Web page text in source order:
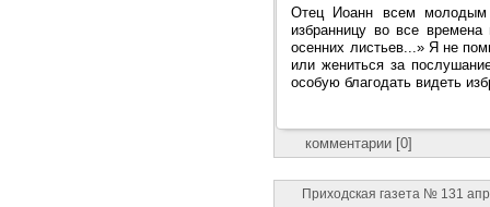
Отец Иоанн всем молодым
избранницу во все
осенних листьев...» Я не
или жениться за
особую благодать видеть
комментарии [0]
Приходская газета № 131